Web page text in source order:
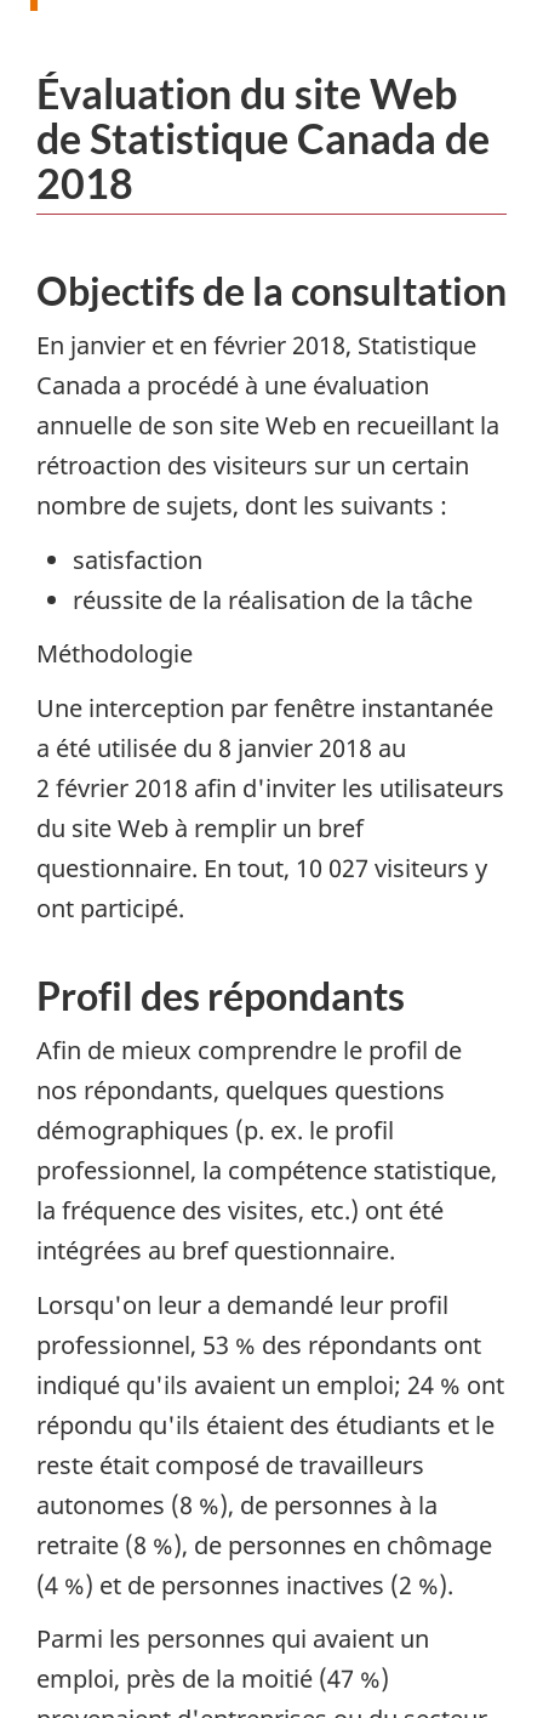
Content
Évaluation du site Web
de Statistique Canada de
2018
Objectifs de la consultation
En janvier et en février 2018, Statistique
Canada a procédé à une évaluation
annuelle de son site Web en recueillant la
rétroaction des visiteurs sur un certain
nombre de sujets, dont les suivants :
satisfaction
réussite de la réalisation de la tâche
Méthodologie
Une interception par fenêtre instantanée
a été utilisée du 8 janvier 2018 au
2 février 2018 afin d'inviter les utilisateurs
du site Web à remplir un bref
questionnaire. En tout, 10 027 visiteurs y
ont participé.
Profil des répondants
Afin de mieux comprendre le profil de
nos répondants, quelques questions
démographiques (p. ex. le profil
professionnel, la compétence statistique,
la fréquence des visites, etc.) ont été
intégrées au bref questionnaire.
Lorsqu'on leur a demandé leur profil
professionnel, 53 % des répondants ont
indiqué qu'ils avaient un emploi; 24 % ont
répondu qu'ils étaient des étudiants et le
reste était composé de travailleurs
autonomes (8 %), de personnes à la
retraite (8 %), de personnes en chômage
(4 %) et de personnes inactives (2 %).
Parmi les personnes qui avaient un
emploi, près de la moitié (47 %)